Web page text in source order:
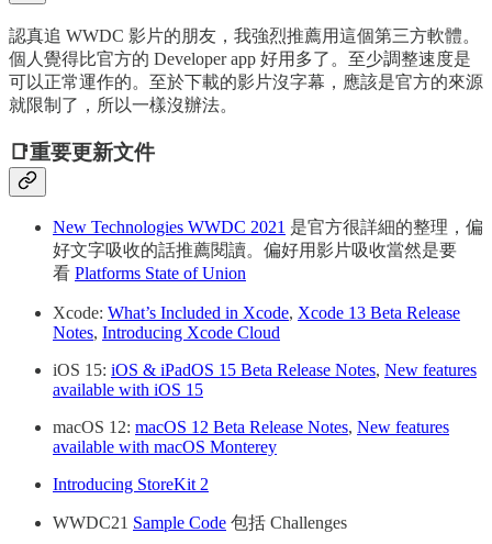
認真追 WWDC 影片的朋友，我強烈推薦用這個第三方軟體。
個人覺得比官方的 Developer app 好用多了。至少調整速度是
可以正常運作的。至於下載的影片沒字幕，應該是官方的來源
就限制了，所以一樣沒辦法。
📑重要更新文件
New Technologies WWDC 2021 是官方很詳細的整理，偏
好文字吸收的話推薦閱讀。偏好用影片吸收當然是要
看 Platforms State of Union
Xcode: What’s Included in Xcode, Xcode 13 Beta Release
Notes, Introducing Xcode Cloud
iOS 15: iOS & iPadOS 15 Beta Release Notes, New features
available with iOS 15
macOS 12: macOS 12 Beta Release Notes, New features
available with macOS Monterey
Introducing StoreKit 2
WWDC21 Sample Code 包括 Challenges